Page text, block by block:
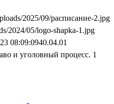
2025/09/расписание-2.jpg
2024/05/logo-shapka-1.jpg
08:09:0940.04.01
и уголовный процесс. 1